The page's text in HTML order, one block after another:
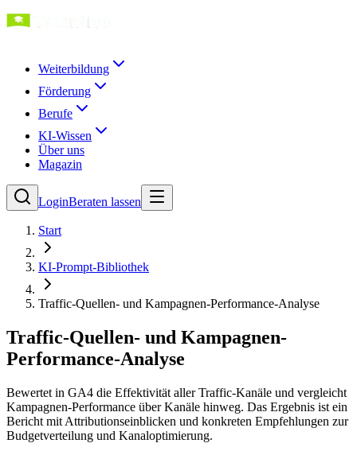
Weiterbildung
Förderung
Berufe
KI-Wissen
Über uns
Magazin
LoginBeraten lassen
Start
KI-Prompt-Bibliothek
Traffic-Quellen- und Kampagnen-Performance-Analyse
Traffic-Quellen- und Kampagnen-
Performance-Analyse
Bewertet in GA4 die Effektivität aller Traffic-Kanäle und vergleicht
Kampagnen-Performance über Kanäle hinweg. Das Ergebnis ist ein
Bericht mit Attributionseinblicken und konkreten Empfehlungen zur
Budgetverteilung und Kanaloptimierung.